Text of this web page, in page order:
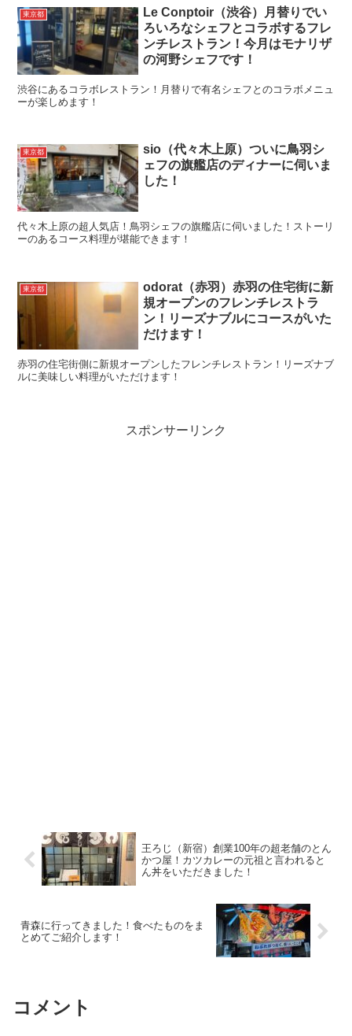
東京都
Le Conptoir（渋谷）月替りでい
ろいろなシェフとコラボするフレ
ンチレストラン！今月はモナリザ
の河野シェフです！
渋谷にあるコラボレストラン！月替りで有名シェフとのコラボメニュ
ーが楽しめます！
東京都
sio（代々木上原）ついに鳥羽シ
ェフの旗艦店のディナーに伺いま
した！
代々木上原の超人気店！鳥羽シェフの旗艦店に伺いました！ストーリ
ーのあるコース料理が堪能できます！
東京都
odorat（赤羽）赤羽の住宅街に新
規オープンのフレンチレストラ
ン！リーズナブルにコースがいた
だけます！
赤羽の住宅街側に新規オープンしたフレンチレストラン！リーズナブ
ルに美味しい料理がいただけます！
スポンサーリンク
王ろじ（新宿）創業100年の超老舗のとん
かつ屋！カツカレーの元祖と言われると
ん丼をいただきました！
青森に行ってきました！食べたものをま
とめてご紹介します！
コメント